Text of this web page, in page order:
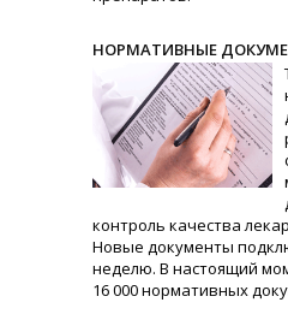
НОРМАТИВНЫЕ
контроль качества
Новые документы
неделю. В настоящий
16 000 нормативных